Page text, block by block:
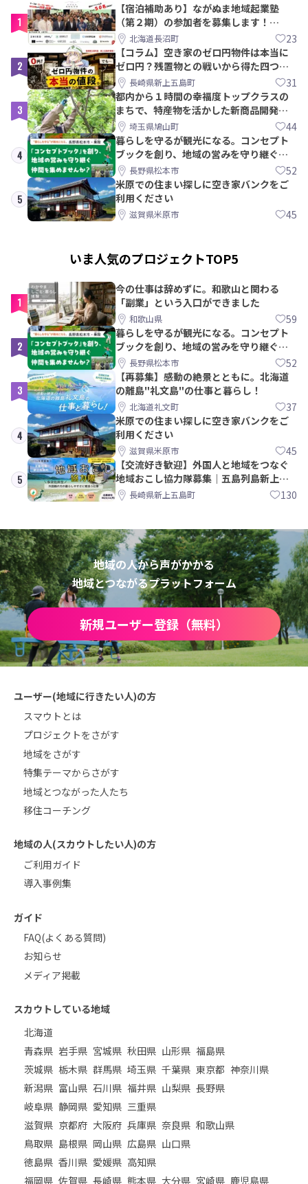
1
【宿泊補助あり】ながぬま地域起業塾
（第２期）の参加者を募集します！
【8/21〆】
北海道長沼町 23
2
【コラム】空き家のゼロ円物件は本当に
ゼロ円？残置物との戦いから得た四つの
教訓｜新上五島町
長崎県新上五島町 31
3
都内から１時間の幸福度トップクラスの
まちで、特産物を活かした新商品開発＆
PRメンバー募集！
埼玉県鳩山町 44
4
暮らしを守るが観光になる。コンセプト
ブックを創り、地域の営みを守り継ぐ仲
間を集めませんか？
長野県松本市 52
5
米原での住まい探しに空き家バンクをご
利用ください
滋賀県米原市 45
いま人気のプロジェクトTOP5
1
今の仕事は辞めずに。和歌山と関わる
「副業」という入口ができました
和歌山県 59
2
暮らしを守るが観光になる。コンセプト
ブックを創り、地域の営みを守り継ぐ仲
間を集めませんか？
長野県松本市 52
3
【再募集】感動の絶景とともに。北海道
の離島"礼文島"の仕事と暮らし！
北海道礼文町 37
4
米原での住まい探しに空き家バンクをご
利用ください
滋賀県米原市 45
5
【交流好き歓迎】外国人と地域をつなぐ
地域おこし協力隊募集｜五島列島新上五
島町長崎県新上五島町 130
地域の人から声がかかる
地域とつながるプラットフォーム
新規ユーザー登録（無料）
ユーザー(地域に行きたい人)の方
スマウトとは
プロジェクトをさがす
地域をさがす
特集テーマからさがす
地域とつながった人たち
移住コーチング
地域の人(スカウトしたい人)の方
ご利用ガイド
導入事例集
ガイド
FAQ(よくある質問)
お知らせ
メディア掲載
スカウトしている地域
北海道
青森県 岩手県 宮城県 秋田県 山形県 福島県
茨城県 栃木県 群馬県 埼玉県 千葉県 東京都 神奈川県
新潟県 富山県 石川県 福井県 山梨県 長野県
岐阜県 静岡県 愛知県 三重県
滋賀県 京都府 大阪府 兵庫県 奈良県 和歌山県
鳥取県 島根県 岡山県 広島県 山口県
徳島県 香川県 愛媛県 高知県
福岡県 佐賀県 長崎県 熊本県 大分県 宮崎県 鹿児島県